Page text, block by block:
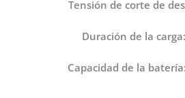
Tensión de corte de
Duración de la carga:
Capacidad de la batería: